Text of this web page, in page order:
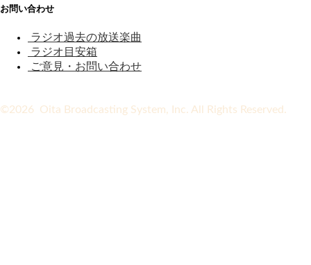
お問い合わせ
ラジオ過去の放送楽曲
ラジオ目安箱
ご意見・お問い合わせ
©2026 Oita Broadcasting System, Inc. All Rights Reserved.